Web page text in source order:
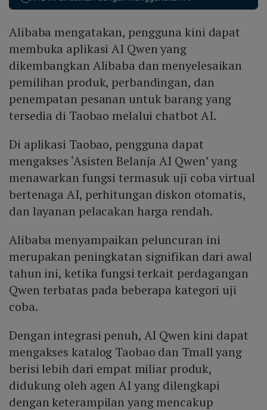
Barat masih terfragmentasi dan berhati‑hati terhadap
adopsi AI antara kedua wilayah.
Alibaba mengatakan, pengguna kini dapat
membuka aplikasi AI Qwen yang
dikembangkan Alibaba dan menyelesaikan
pemilihan produk, perbandingan, dan
penempatan pesanan untuk barang yang
tersedia di Taobao melalui chatbot AI.
Di aplikasi Taobao, pengguna dapat
mengakses ‘Asisten Belanja AI Qwen’ yang
menawarkan fungsi termasuk uji coba virtual
bertenaga AI, perhitungan diskon otomatis,
dan layanan pelacakan harga rendah.
Alibaba menyampaikan peluncuran ini
merupakan peningkatan signifikan dari awal
tahun ini, ketika fungsi terkait perdagangan
Qwen terbatas pada beberapa kategori uji
coba.
Dengan integrasi penuh, AI Qwen kini dapat
mengakses katalog Taobao dan Tmall yang
berisi lebih dari empat miliar produk,
didukung oleh agen AI yang dilengkapi
dengan keterampilan yang mencakup